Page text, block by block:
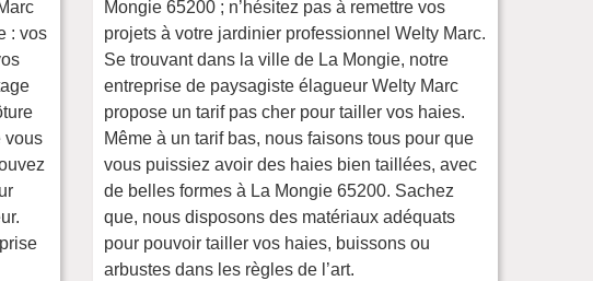
: vos
vous
Mongie 65200 ; n’hésitez pas à remettre vos
projets à votre jardinier professionnel Welty Marc.
Se trouvant dans la ville de La Mongie, notre
entreprise de paysagiste élagueur Welty Marc
propose un tarif pas cher pour tailler vos haies.
Même à un tarif bas, nous faisons tous pour que
vous puissiez avoir des haies bien taillées, avec
de belles formes à La Mongie 65200. Sachez
que, nous disposons des matériaux adéquats
pour pouvoir tailler vos haies, buissons ou
arbustes dans les règles de l’art.